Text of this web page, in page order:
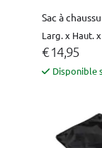
Sac à
Larg. x Haut.
€ 14,95
Disponible